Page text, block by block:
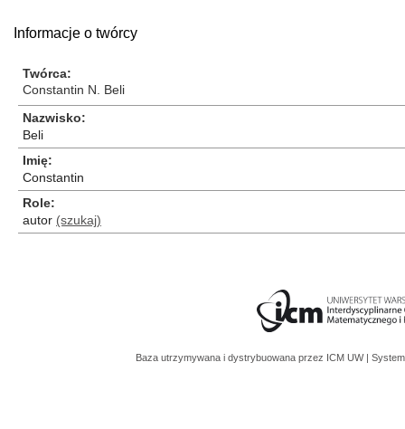
Informacje o twórcy
Twórca
Constantin N. Beli
Nazwisko
Beli
Imię
Constantin
Role
autor (szukaj)
Baza utrzymywana i dystrybuowana przez ICM UW |